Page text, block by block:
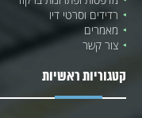
רדידים וסרטי דיו
מאמרים
צור קשר
קטגוריות ראשיות